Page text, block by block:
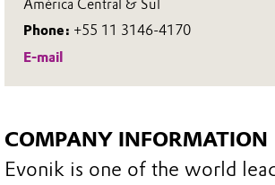
América Central & Sul
Phone: +55 11 3146-4170
E-mail
COMPANY INFORMATION
Evonik is one of the world